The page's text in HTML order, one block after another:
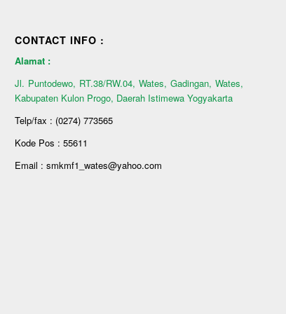
CONTACT INFO :
Alamat :
Jl. Puntodewo, RT.38/RW.04, Wates, Gadingan, Wates,
Kabupaten Kulon Progo, Daerah Istimewa Yogyakarta
Telp/fax : (0274) 773565
Kode Pos : 55611
Email : smkmf1_wates@yahoo.com